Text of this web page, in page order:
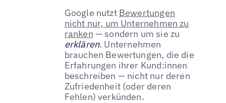
Google nutzt Bewertungen
nicht nur, um Unternehmen zu
ranken — sondern um sie zu
erklären. Unternehmen
brauchen Bewertungen, die die
Erfahrungen ihrer Kund:innen
beschreiben — nicht nur deren
Zufriedenheit (oder deren
Fehlen) verkünden.